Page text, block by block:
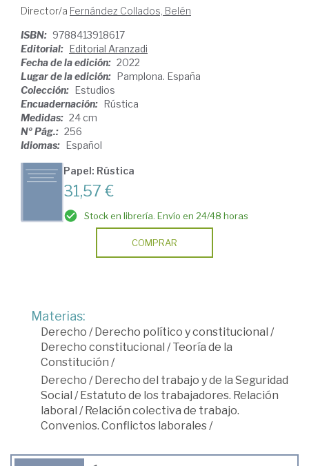
Director/a Fernández Collados, Belén
ISBN: 9788413918617
Editorial: Editorial Aranzadi
Fecha de la edición: 2022
Lugar de la edición: Pamplona. España
Colección: Estudios
Encuadernación: Rústica
Medidas: 24 cm
Nº Pág.: 256
Idiomas: Español
Papel: Rústica
31,57 €
Stock en librería. Envío en 24/48 horas
COMPRAR
Materias:
Derecho /Derecho político y constitucional /
Derecho constitucional /Teoría de la
Constitución /
Derecho /Derecho del trabajo y de la Seguridad
Social /Estatuto de los trabajadores. Relación
laboral /Relación colectiva de trabajo.
Convenios. Conflictos laborales/